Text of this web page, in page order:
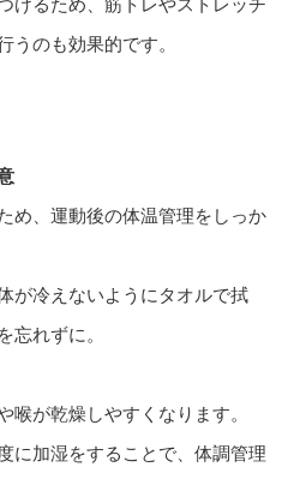
うのも効果的です。
め、運動後の体温管理をしっか
が冷えないようにタオルで拭
忘れずに。
喉が乾燥しやすくなります。
に加湿をすることで、体調管理